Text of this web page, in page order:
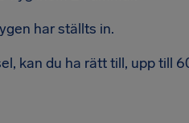
har ställts in.
kan du ha rätt till, upp till